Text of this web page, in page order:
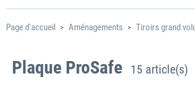
Page d'accueil Aménagements Tiroirs grand
Plateau supérieur pour
Plaque ProSafe 15 article(s)